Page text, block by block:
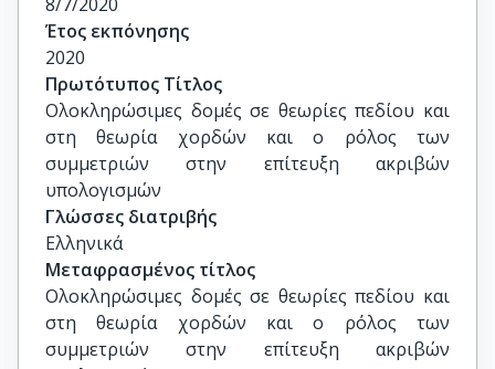
Φυσικής, ΕΚΠΑ
Σαουλίδου Νίκη, Αναπλ. Καθηγητρια, Τμήμα
Φυσικής, ΕΚΠΑ
Έτος εκπόνησης
2020
Πρωτότυπος Τίτλος
Ολοκληρώσιμες δομές σε θεωρίες πεδίου και
στη θεωρία χορδών και ο ρόλος των
συμμετριών στην επίτευξη ακριβών
υπολογισμών
Γλώσσες διατριβής
Ελληνικά
Μεταφρασμένος τίτλος
Ολοκληρώσιμες δομές σε θεωρίες πεδίου και
στη θεωρία χορδών και ο ρόλος των
συμμετριών στην επίτευξη ακριβών